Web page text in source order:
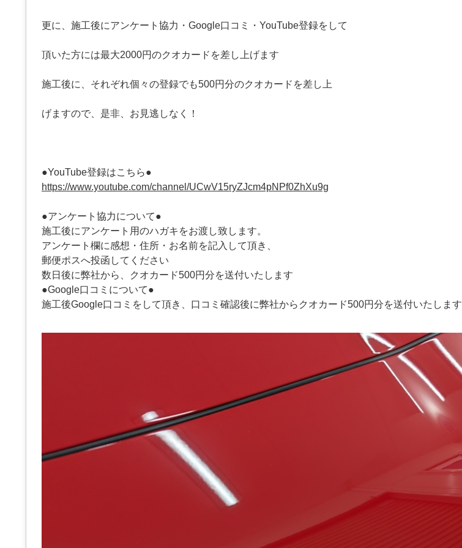
更に、施工後にアンケート協力・Google口コミ・YouTube登録をして
頂いた方には最大2000円のクオカードを差し上げます
施工後に、それぞれ個々の登録でも500円分のクオカードを差し上
げますので、是非、お見逃しなく！
●YouTube登録はこちら●
https://www.youtube.com/channel/UCwV15ryZJcm4pNPf0ZhXu9g
●アンケート協力について●
施工後にアンケート用のハガキをお渡し致します。
アンケート欄に感想・住所・お名前を記入して頂き、
郵便ポスへ投函してください
数日後に弊社から、クオカード500円分を送付いたします
●Google口コミについて●
施工後Google口コミをして頂き、口コミ確認後に弊社からクオカード500円分を送付いたします